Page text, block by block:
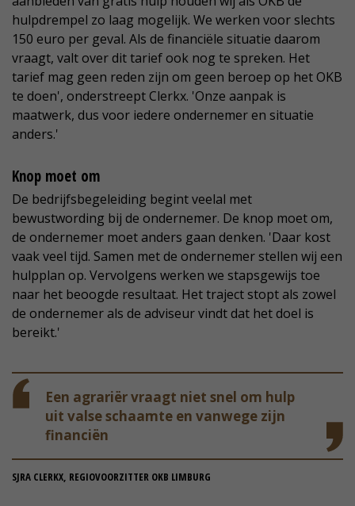
hulpdrempel zo laag mogelijk. We werken voor slechts
150 euro per geval. Als de financiële situatie daarom
vraagt, valt over dit tarief ook nog te spreken. Het
tarief mag geen reden zijn om geen beroep op het OKB
te doen', onderstreept Clerkx. 'Onze aanpak is
maatwerk, dus voor iedere ondernemer en situatie
anders.'
Knop moet om
De bedrijfsbegeleiding begint veelal met
bewustwording bij de ondernemer. De knop moet om,
de ondernemer moet anders gaan denken. 'Daar kost
vaak veel tijd. Samen met de ondernemer stellen wij een
hulpplan op. Vervolgens werken we stapsgewijs toe
naar het beoogde resultaat. Het traject stopt als zowel
de ondernemer als de adviseur vindt dat het doel is
bereikt.'
Een agrariër vraagt niet snel om hulp
uit valse schaamte en vanwege zijn
financiën
SJRA CLERKX, REGIOVOORZITTER OKB LIMBURG